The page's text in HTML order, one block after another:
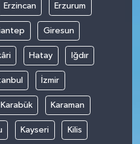
Erzincan Erzurum
Giresun
Hatay Iğdır
İzmir
Karabük Karaman
Kayseri Kilis